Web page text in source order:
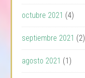
octubre 2021 (4)
septiembre 2021 (2)
agosto 2021 (1)